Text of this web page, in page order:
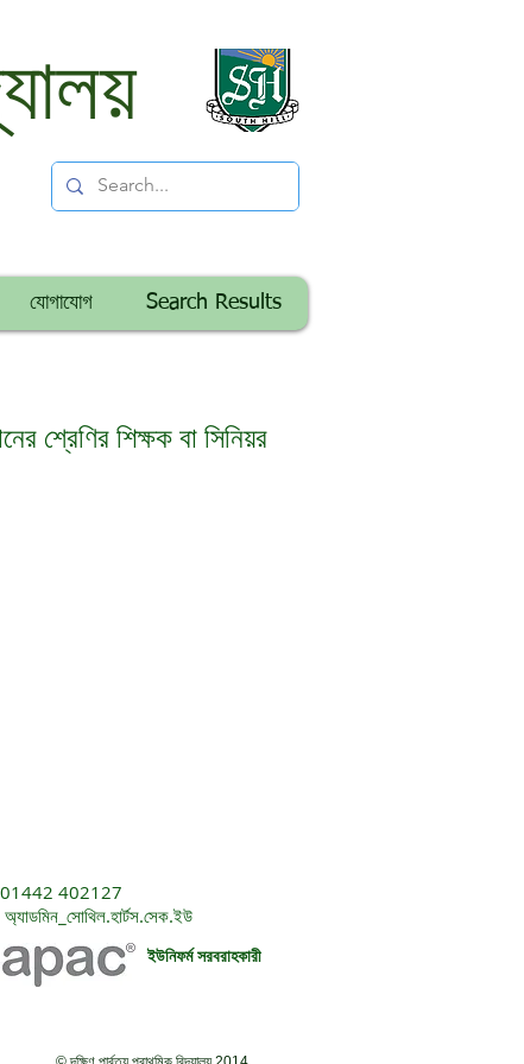
যোগাযোগ Search Results
শ্রেণির শিক্ষক বা সিনিয়র
402127
অ্যাডমিন_সোথিল.হার্টস.সেক.ইউ
ইউনিফর্ম সরবরাহকারী